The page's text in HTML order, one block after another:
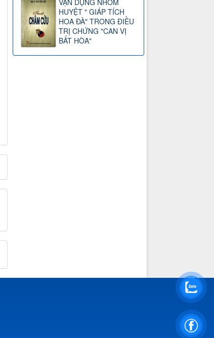
HUYỆT " GIÁP TÍCH
HOA ĐÀ" TRONG ĐIỀU
TRỊ CHỨNG "CAN VỊ
BẤT HÒA"